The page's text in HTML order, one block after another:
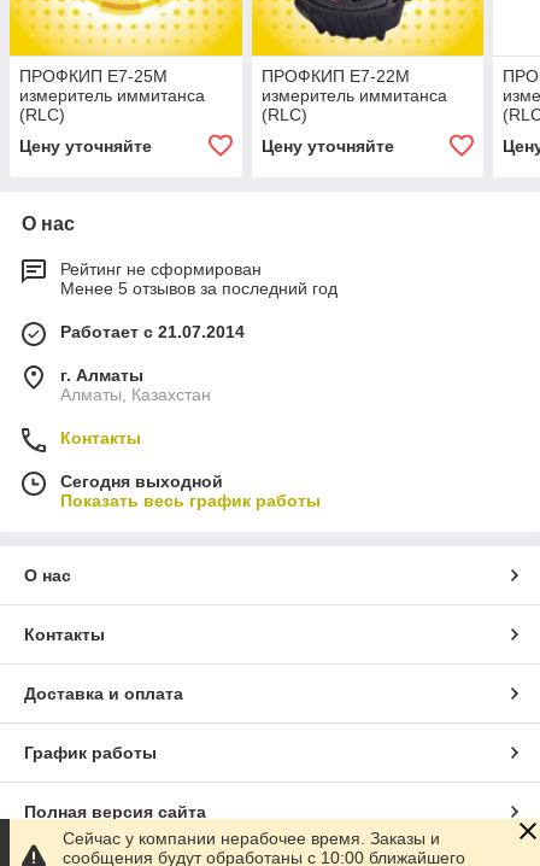
ПРОФКИП Е7-25М
измеритель иммитанса
(RLC)
Цену уточняйте
ПРОФКИП Е7-22М
измеритель иммитанса
(RLC)
Цену уточняйте
О нас
Рейтинг не сформирован
Менее 5 отзывов за последний год
Работает с 21.07.2014
г. Алматы
Алматы, Казахстан
Контакты
Сегодня выходной
Показать весь график работы
О нас
Контакты
Доставка и оплата
График работы
Полная версия сайта
Сейчас у компании нерабочее время. Заказы и
сообщения будут обработаны с 10:00 ближайшего